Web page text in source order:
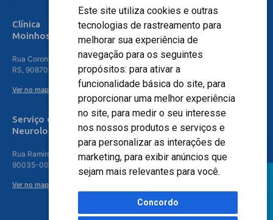
Este site utiliza cookies e outras
tecnologias de rastreamento para
melhorar sua experiência de
navegação para os seguintes
propósitos: para ativar a
funcionalidade básica do site, para
proporcionar uma melhor experiência
no site, para medir o seu interesse
nos nossos produtos e serviços e
para personalizar as interações de
marketing, para exibir anúncios que
sejam mais relevantes para você.
Concordo
Clínica
Moinhos de Vento - Teresópolis
Rua Coronel Aparício Borges, 250 - 3º andar - Teresópolis, Porto Alegre -
RS, 90870-016
Ver no mapa
Serviço de
Neurologia
Rua Ramiro Barcelos, 630 – 5º andar – Floresta, Porto Alegre – RS,
90035-001
Ver no mapa